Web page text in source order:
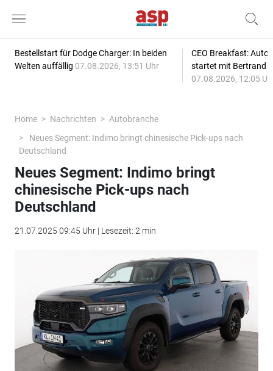
Bestellstart für Dodge Charger: In beiden
Welten auffällig 07.08.2026, 13:51 Uhr
CEO Breakfast:
startet mit Bertrand
07.08.2026, 12:05
Home Nachrichten
Autobranche
Neues Segment: Indimo bringt chinesische Pick-ups nach
Deutschland
Neues Segment: Indimo bringt
chinesische Pick-ups nach
Deutschland
21.07.2025 09:45 Uhr | Lesezeit: 2 min